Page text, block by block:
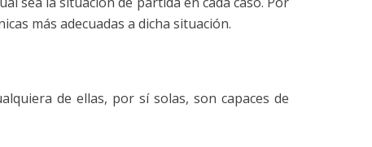
más adecuadas a dicha situación.
de ellas, por sí solas, son capaces de